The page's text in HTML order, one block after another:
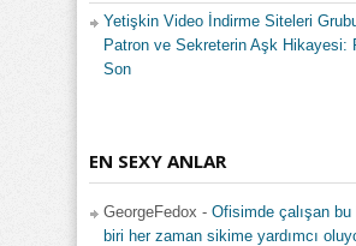
Yetişkin Video İndirme Siteleri
Patron ve Sekreterin Aşk Hikayesi:
Son
EN SEXY ANLAR
GeorgeFedox - Ofisimde çalışan bu
biri her zaman sikime yardımcı